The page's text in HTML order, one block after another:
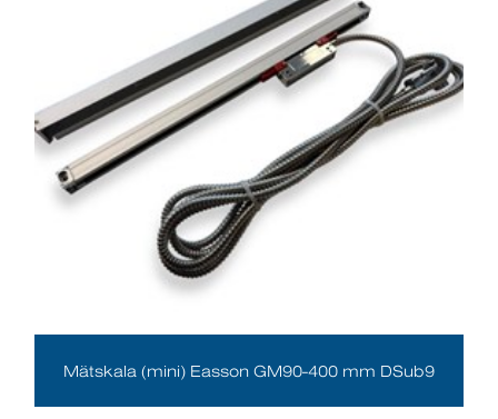
Mätskala (mini) Easson GM90-400 mm DSub9